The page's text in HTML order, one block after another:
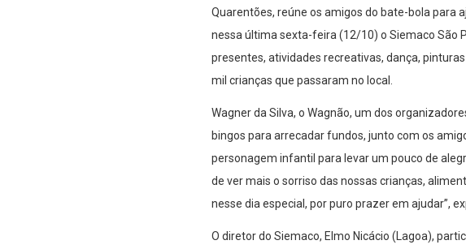
Quarentões, reúne os amigos do bate-bola para
nessa última sexta-feira (12/10) o Siemaco São
presentes, atividades recreativas, dança,
mil crianças que passaram no local.
Wagner da Silva, o Wagnão, um dos
bingos para arrecadar fundos, junto com os
personagem infantil para levar um pouco de
de ver mais o sorriso das nossas crianças,
nesse dia especial, por puro prazer em ajudar”,
O diretor do Siemaco, Elmo Nicácio (Lagoa),